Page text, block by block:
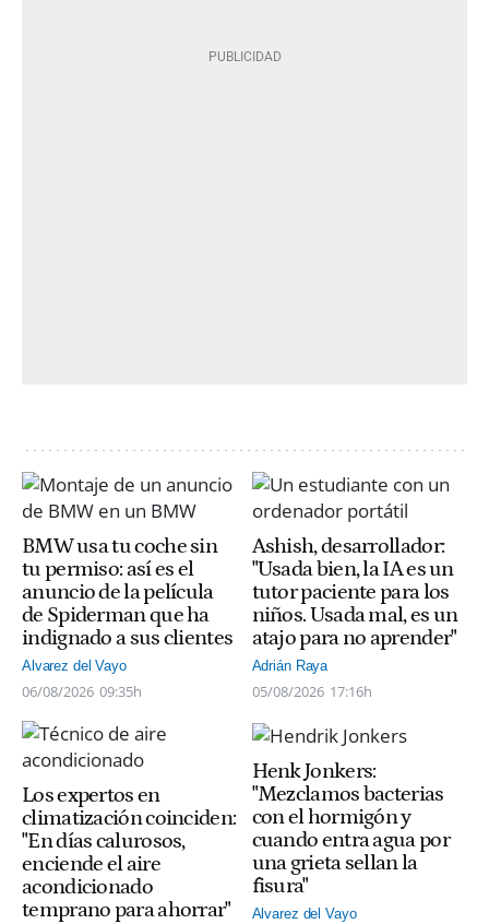
BMW usa tu coche sin
tu permiso: así es el
anuncio de la película
de Spiderman que ha
indignado a sus clientes
Alvarez del Vayo
06/08/2026 09:35h
Ashish, desarrollador:
"Usada bien, la IA es un
tutor paciente para los
niños. Usada mal, es un
atajo para no aprender"
Adrián Raya
05/08/2026 17:16h
Los expertos en
climatización coinciden:
"En días calurosos,
enciende el aire
acondicionado
temprano para ahorrar"
Henk Jonkers:
"Mezclamos bacterias
con el hormigón y
cuando entra agua por
una grieta sellan la
fisura"
Alvarez del Vayo